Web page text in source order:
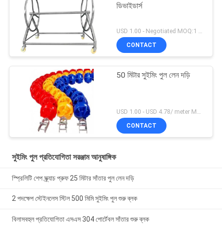
ডিভাইডার্স
USD 1.00 - Negotiated MOQ:1 সেট
CONTACT
50 মিটার সুইমিং পুল লেন দড়ি
CONTACT
সুইমিং পুল প্রতিযোগিতা সরঞ্জাম আনুষাঙ্গিক
স্প্রিলিটি শেপ স্ক্র্যাচ প্রুফ 25 মিটার সাঁতার পুল লেন দড়ি
2 পদক্ষেপ স্টেইনলেস স্টিল 500 মিমি সুইমিং পুল শুরু ব্লক
বিলাসবহুল প্রতিযোগিতা এসএস 304 পোর্টেবল সাঁতার শুরু ব্লক